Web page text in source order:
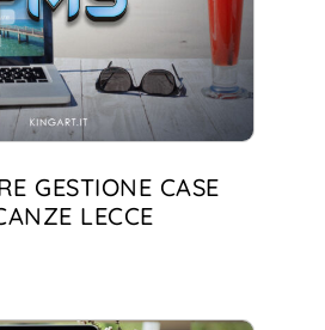
GESTIONE CASE
LECCE